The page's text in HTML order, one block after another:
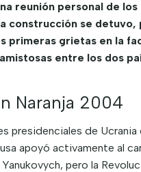
reunión personal de los
construcción se detuvo,
primeras grietas en la
entre los dos
Naranja 2004
presidenciales de
apoyó activamente al
pero la